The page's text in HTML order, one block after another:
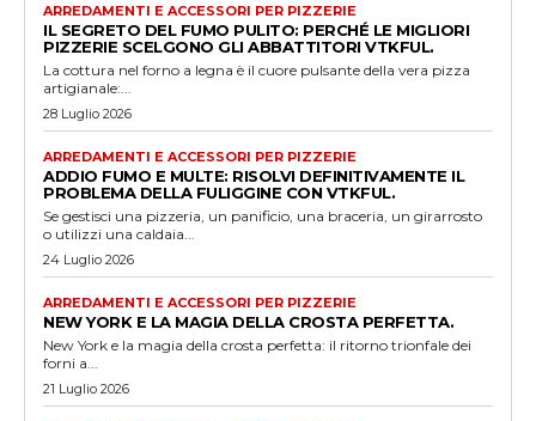
ARREDAMENTI E ACCESSORI PER PIZZERIE
IL SEGRETO DEL FUMO PULITO: PERCHÉ LE MIGLIORI
PIZZERIE SCELGONO GLI ABBATTITORI VTKFUL.
La cottura nel forno a legna è il cuore pulsante della vera pizza
artigianale:...
28 Luglio 2026
ARREDAMENTI E ACCESSORI PER PIZZERIE
ADDIO FUMO E MULTE: RISOLVI DEFINITIVAMENTE IL
PROBLEMA DELLA FULIGGINE CON VTKFUL.
Se gestisci una pizzeria, un panificio, una braceria, un girarrosto
o utilizzi una caldaia...
24 Luglio 2026
ARREDAMENTI E ACCESSORI PER PIZZERIE
NEW YORK E LA MAGIA DELLA CROSTA PERFETTA.
New York e la magia della crosta perfetta: il ritorno trionfale dei
forni a...
21 Luglio 2026